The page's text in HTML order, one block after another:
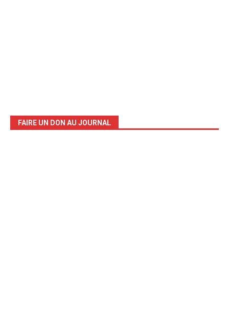
FAIRE UN DON AU JOURNAL